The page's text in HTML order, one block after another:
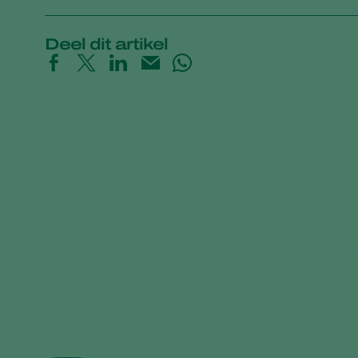
Deel dit artikel